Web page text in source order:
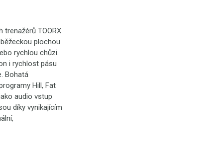
TOORX
plochou
rychlou chůzi.
i rychlost pásu
Bohatá
Hill, Fat
audio vstup
díky vynikajícím